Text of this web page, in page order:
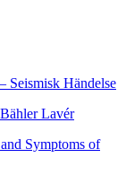
Seismisk Händelse
Lavér
Symptoms of